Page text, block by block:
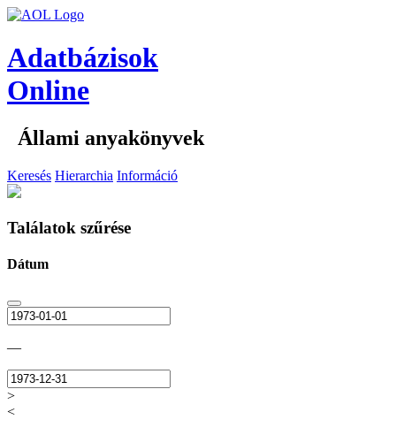
Adatbázisok
Online
Állami anyakönyvek
Keresés Hierarchia Információ
Találatok szűrése
Dátum
—
>
<